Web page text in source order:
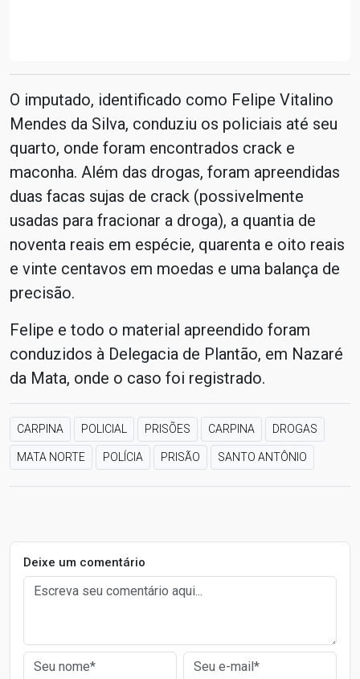
O imputado, identificado como Felipe Vitalino
Mendes da Silva, conduziu os policiais até seu
quarto, onde foram encontrados crack e
maconha. Além das drogas, foram apreendidas
duas facas sujas de crack (possivelmente
usadas para fracionar a droga), a quantia de
noventa reais em espécie, quarenta e oito reais
e vinte centavos em moedas e uma balança de
precisão.
Felipe e todo o material apreendido foram
conduzidos à Delegacia de Plantão, em Nazaré
da Mata, onde o caso foi registrado.
CARPINA POLICIAL PRISÕES CARPINA DROGAS
MATA NORTE POLÍCIA PRISÃO SANTO ANTÔNIO
Deixe um comentário